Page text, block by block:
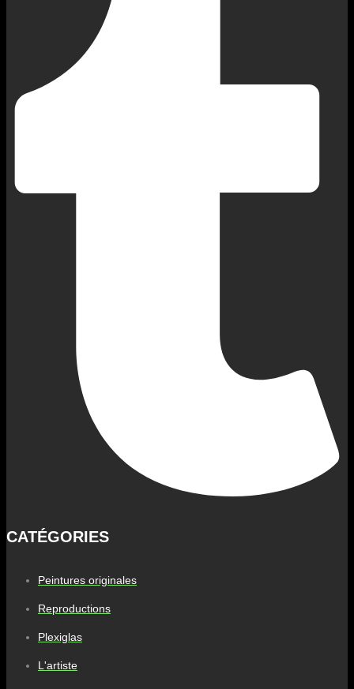
CATÉGORIES
Peintures originales
Reproductions
Plexiglas
L'artiste